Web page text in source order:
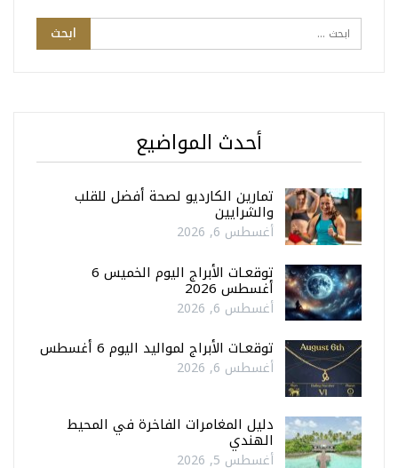
أحدث المواضيع
تمارين الكارديو لصحة أفضل للقلب
والشرايين
أغسطس 6, 2026
توقعـات الأبراج اليوم الخميس 6
أغسطس 2026
أغسطس 6, 2026
توقعـات الأبراج لمواليد اليوم 6 أغسطس
أغسطس 6, 2026
دليل المغامرات الفاخرة في المحيط
الهندي
أغسطس 5, 2026